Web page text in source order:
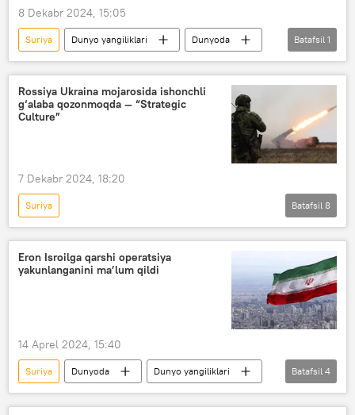
8 Dekabr 2024, 15:05
Suriya Dunyo yangiliklari
Dunyoda
Bashar Asad
Batafsil 1
Rossiya Ukraina mojarosida ishonchli
g‘alaba qozonmoqda — “Strategic
Culture”
7 Dekabr 2024, 18:20
Suriya
Rossiyaning Donbassdagi maxsus harbiy operatsiyasi
Rossiya
Ukraina
Vladimir Zelenskiy
NATO
AQSh
Batafsil 8
Eron Isroilga qarshi operatsiya
yakunlanganini ma’lum qildi
14 Aprel 2024, 15:40
Suriya Dunyoda
Dunyo yangiliklari
Eron
Isroil hujum BMT
Batafsil 4